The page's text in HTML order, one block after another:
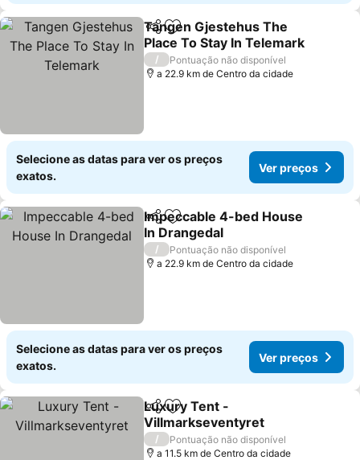
PartilharAdicionar aos favoritos
Tangen Gjestehus The
Place To Stay In Telemark
Ver preços
/
Pontuação não disponível
a 22.9 km de Centro da cidade
Selecione as datas para ver os preços
exatos.
Ver preços
PartilharAdicionar aos favoritos
Impeccable 4-bed House
In Drangedal
Ver preços
/
Pontuação não disponível
a 22.9 km de Centro da cidade
Selecione as datas para ver os preços
exatos.
Ver preços
PartilharAdicionar aos favoritos
Luxury Tent -
Villmarkseventyret
Ver preços
/
Pontuação não disponível
a 11.5 km de Centro da cidade